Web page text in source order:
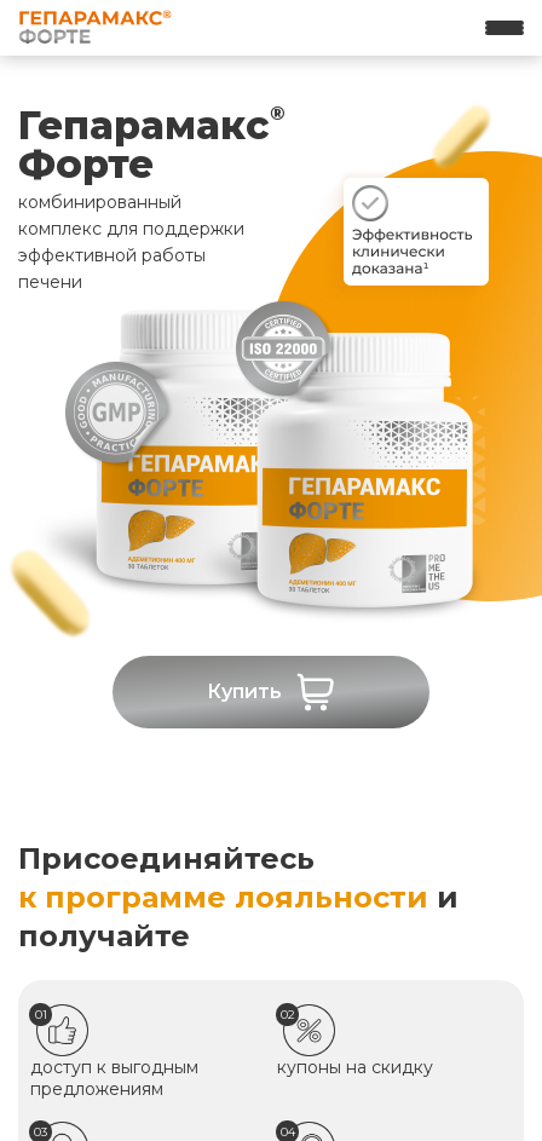
Гепарамакс®
Форте
комбинированный
комплекс для поддержки
эффективной работы
печени
Купить
Присоединяйтесь
к программе лояльности и
получайте
01
доступ к выгодным
предложениям
02
купоны на скидку
03 04